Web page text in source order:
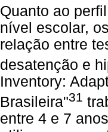
Quanto ao
nível escolar,
relação entre
desatenção e
Inventory:
Brasileira"31
entre 4 e 7